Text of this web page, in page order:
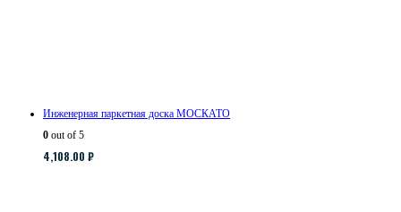
Инженерная паркетная доска МОСКАТО
0 out of 5
4,108.00 ₽